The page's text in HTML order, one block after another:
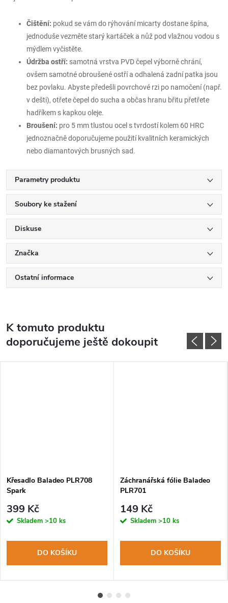
Čištění: pokud se vám do rýhování micarty dostane špína,
jednoduše vezměte starý kartáček a nůž pod vlažnou vodou s
mýdlem vyčistěte.
Údržba ostří: samotná vrstva PVD čepel výborně chrání,
ovšem samotné obroušené ostří a odhalená zadní patka jsou
bez povlaku. Abyste předešli povrchové rzi po namočení (např.
v dešti), otřete čepel do sucha a občas hranu břitu přetřete
hadříkem s kapkou oleje.
Broušení: pro 5 mm tlustou ocel s tvrdostí kolem 60 HRC
jednoznačně doporučujeme použití kvalitních keramických
nebo diamantových brusných sad.
Parametry produktu
Soubory ke stažení
Diskuse
Značka
Ostatní informace
K tomuto produktu
doporučujeme ještě dokoupit
Křesadlo Baladeo PLR708
Spark
399 Kč
Skladem >10 ks
DO KOŠÍKU
Záchranářská fólie Baladeo
PLR701
149 Kč
Skladem >10 ks
DO KOŠÍKU